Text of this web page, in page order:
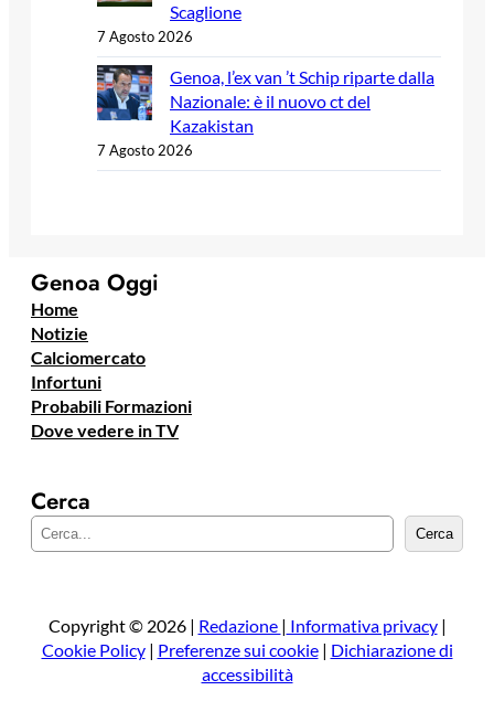
Scaglione
7 Agosto 2026
Genoa, l’ex van ’t Schip riparte dalla
Nazionale: è il nuovo ct del
Kazakistan
7 Agosto 2026
Genoa Oggi
Home
Notizie
Calciomercato
Infortuni
Probabili Formazioni
Dove vedere in TV
Cerca
e
a
Cerca
Copyright © 2026 | Redazione | Informativa privacy|
Cookie Policy| Preferenze sui cookie| Dichiarazione di
accessibilità